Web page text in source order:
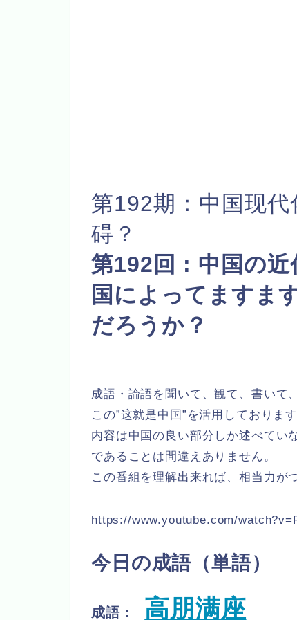
第192期： 中国现代
碍？
第192回 : 中国の
国によってますま
だろうか？
成語・論語を聞いて、観て、書いて
この”这就是中国”を活用しております
内容は中国の良い部分しか述べてい
であることは間違えありません。
この番組を理解出来れば、相当力が
https://www.youtube.com/
今日の成語（単語）
成語 : 高朋满座